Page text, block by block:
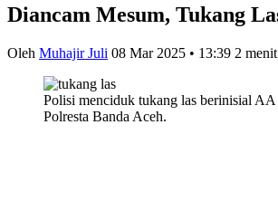
Diancam Mesum, Tukang
Oleh Muhajir Juli 08 Mar 2025 • 13:39 2
Polisi menciduk tukang las berinisial
Polresta Banda Aceh.